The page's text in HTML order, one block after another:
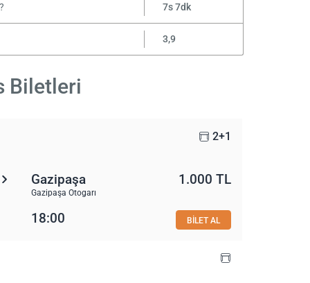
7s 7dk
3,9
Biletleri
2+1
Gazipaşa
Gazipaşa Otogarı
1.000 TL
18:00 BİLET AL